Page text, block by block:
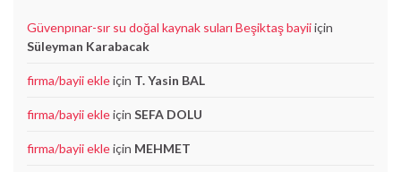
Güvenpınar-sır su doğal kaynak suları Beşiktaş bayiiiçin
Süleyman Karabacak
firma/bayii ekleiçin T. Yasin BAL
firma/bayii ekleiçin SEFA DOLU
firma/bayii ekleiçin MEHMET